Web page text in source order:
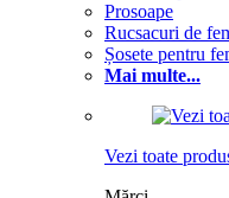
Prosoape
Rucsacuri de
Șosete pentru
Mai multe...
Vezi toate